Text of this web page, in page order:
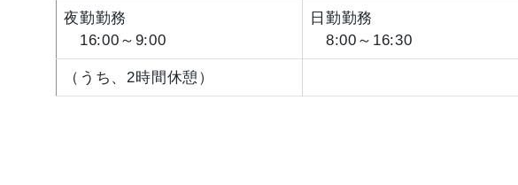
夜勤勤務
16:00～9:00
日勤勤務
8:00～16:30
（うち、2時間休憩）